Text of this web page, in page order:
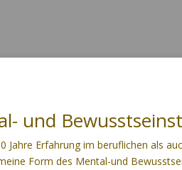
und
Jahre Erfahrung im beruflichen als
Form des Mental-und